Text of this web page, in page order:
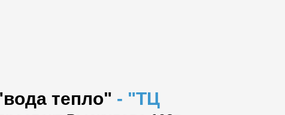
тепло" - "ТЦ